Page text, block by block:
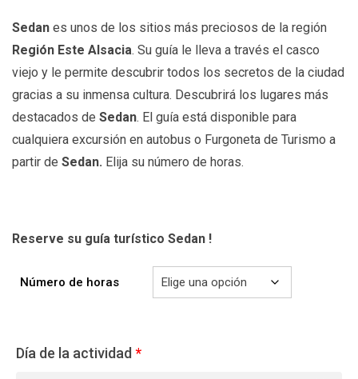
Sedan es unos de los sitios más preciosos de la región
Región Este Alsacia. Su guía le lleva a través el casco
viejo y le permite descubrir todos los secretos de la ciudad
gracias a su inmensa cultura. Descubrirá los lugares más
destacados de Sedan. El guía está disponible para
cualquiera excursión en autobus o Furgoneta de Turismo a
partir de Sedan. Elija su número de horas.
Reserve su guía turístico Sedan !
Número de horas
Día de la actividad *